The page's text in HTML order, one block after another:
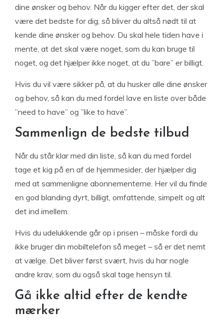
dine ønsker og behov. Når du kigger efter det, der skal
være det bedste for dig, så bliver du altså nødt til at
kende dine ønsker og behov. Du skal hele tiden have i
mente, at det skal være noget, som du kan bruge til
noget, og det hjælper ikke noget, at du ”bare” er billigt.
Hvis du vil være sikker på, at du husker alle dine ønsker
og behov, så kan du med fordel lave en liste over både
”need to have” og ”like to have”.
Sammenlign de bedste tilbud
Når du står klar med din liste, så kan du med fordel
tage et kig på en af de hjemmesider, der hjælper dig
med at sammenligne abonnementerne. Her vil du finde
en god blanding dyrt, billigt, omfattende, simpelt og alt
det ind imellem.
Hvis du udelukkende går op i prisen – måske fordi du
ikke bruger din mobiltelefon så meget – så er det nemt
at vælge. Det bliver først svært, hvis du har nogle
andre krav, som du også skal tage hensyn til.
Gå ikke altid efter de kendte
mærker